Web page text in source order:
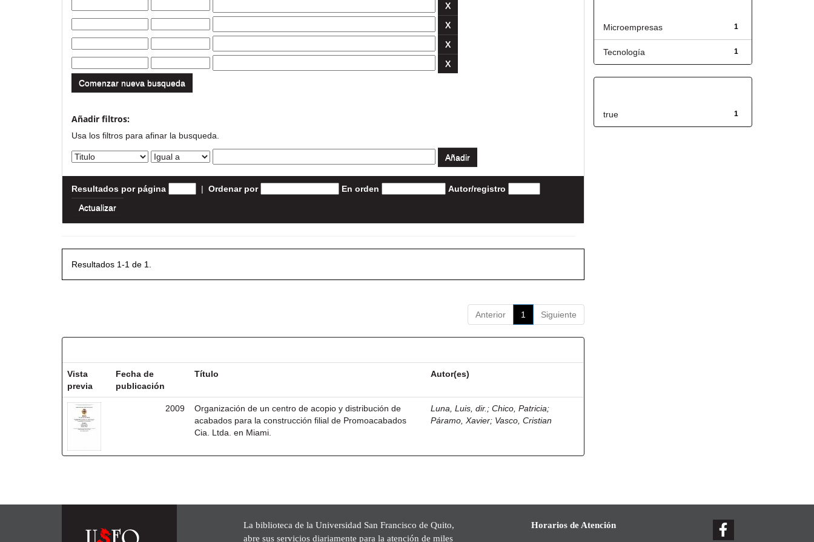
Comenzar nueva busqueda
Añadir filtros:
Usa los filtros para afinar la busqueda.
Resultados por página | Ordenar por En orden Autor/registro
Resultados 1-1 de 1.
Anterior 1 Siguiente
Vista
previa
Fecha de
publicación
Título Autor(es)
2009
Organización de un centro de acopio y distribución de
acabados para la construcción filial de Promoacabados
Cia. Ltda. en Miami.
Luna, Luis, dir. ;Chico, Patricia;
Páramo, Xavier; Vasco, Cristian
1
Microempresas
1
Tecnología
1
true
La biblioteca de la Universidad San Francisco de Quito,
abre sus servicios diariamente para la atención de miles
Horarios de Atención